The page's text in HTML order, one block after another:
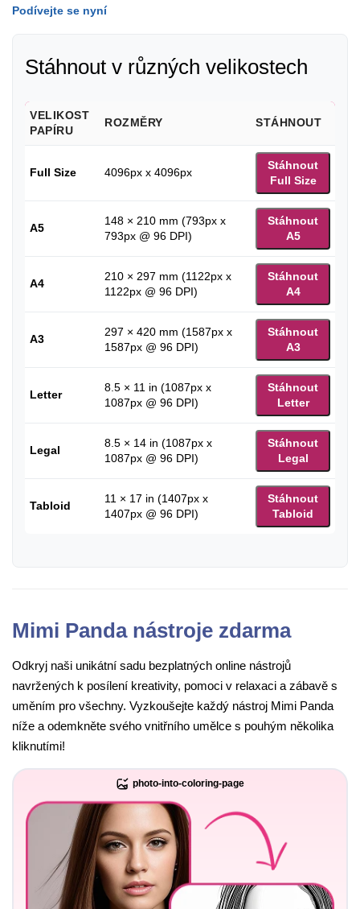
Podívejte se nyní
Stáhnout v různých velikostech
VELIKOST
PAPÍRU
ROZMĚRY STÁHNOUT
Full Size 4096px x 4096px
Stáhnout
Full Size
A5
148 × 210 mm (793px x
793px @ 96 DPI)
Stáhnout
A5
A4
210 × 297 mm (1122px x
1122px @ 96 DPI)
Stáhnout
A4
A3
297 × 420 mm (1587px x
1587px @ 96 DPI)
Stáhnout
A3
Letter
8.5 × 11 in (1087px x
1087px @ 96 DPI)
Stáhnout
Letter
Legal
8.5 × 14 in (1087px x
1087px @ 96 DPI)
Stáhnout
Legal
Tabloid
11 × 17 in (1407px x
1407px @ 96 DPI)
Stáhnout
Tabloid
Mimi Panda nástroje zdarma
Odkryj naši unikátní sadu bezplatných online nástrojů
navržených k posílení kreativity, pomoci v relaxaci a zábavě s
uměním pro všechny. Vyzkoušejte každý nástroj Mimi Panda
níže a odemkněte svého vnitřního umělce s pouhým několika
kliknutími!
photo-into-coloring-page